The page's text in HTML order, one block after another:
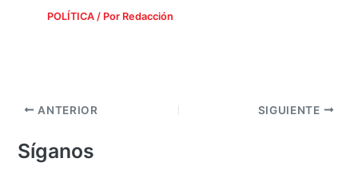
POLÍTICA/ Por Redacción
ANTERIOR SIGUIENTE
Síganos